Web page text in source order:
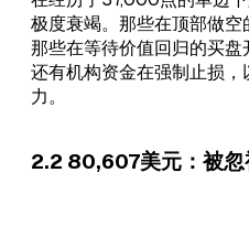
极度衰竭。那些在顶部做
那些在等待价值回归的买
还有机构资金在强制止损
力。
2.2 80,607美元：被忽